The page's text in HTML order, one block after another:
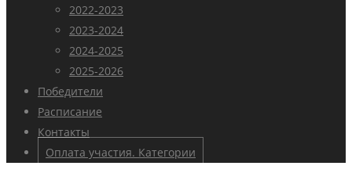
2022-2023
2023-2024
2024-2025
2025-2026
Победители
Расписание
Контакты
Оплата участия. Категории